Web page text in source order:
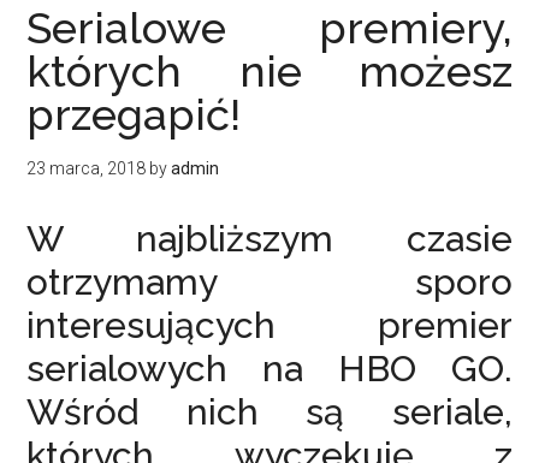
Serialowe premiery,
których nie możesz
przegapić!
23 marca, 2018 byadmin
W najbliższym czasie
otrzymamy sporo
interesujących premier
serialowych na HBO GO.
Wśród nich są seriale,